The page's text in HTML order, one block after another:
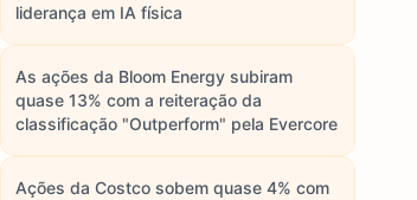
liderança em IA física
As ações da Bloom Energy subiram
quase 13% com a reiteração da
classificação "Outperform" pela Evercore
Ações da Costco sobem quase 4% com